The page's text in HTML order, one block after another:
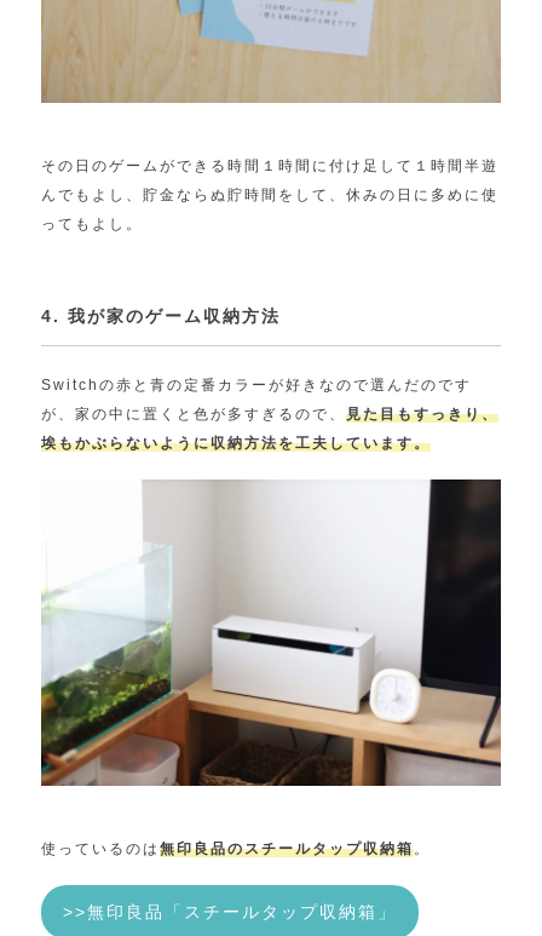
その日のゲームができる時間１時間に付け足して１時間半遊
んでもよし、貯金ならぬ貯時間をして、休みの日に多めに使
ってもよし。
4. 我が家のゲーム収納方法
Switchの赤と青の定番カラーが好きなので選んだのです
が、家の中に置くと色が多すぎるので、 見た目もすっきり、
埃もかぶらないように収納方法を工夫しています。
使っているのは 無印良品のスチールタップ収納箱。
>>無印良品「スチールタップ収納箱」